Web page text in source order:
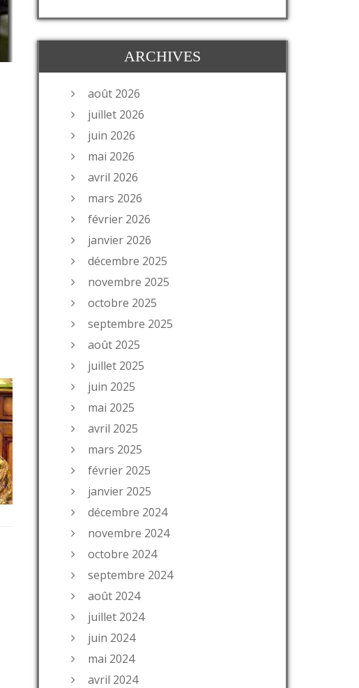
ARCHIVES
août 2026
juillet 2026
juin 2026
mai 2026
avril 2026
mars 2026
février 2026
janvier 2026
décembre 2025
novembre 2025
octobre 2025
septembre 2025
août 2025
juillet 2025
juin 2025
mai 2025
avril 2025
mars 2025
février 2025
janvier 2025
décembre 2024
novembre 2024
octobre 2024
septembre 2024
août 2024
juillet 2024
juin 2024
mai 2024
avril 2024